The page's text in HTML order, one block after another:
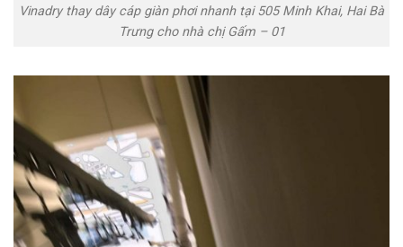
Vinadry thay dây cáp giàn phơi nhanh tại 505 Minh Khai, Hai Bà
Trưng cho nhà chị Gấm – 01